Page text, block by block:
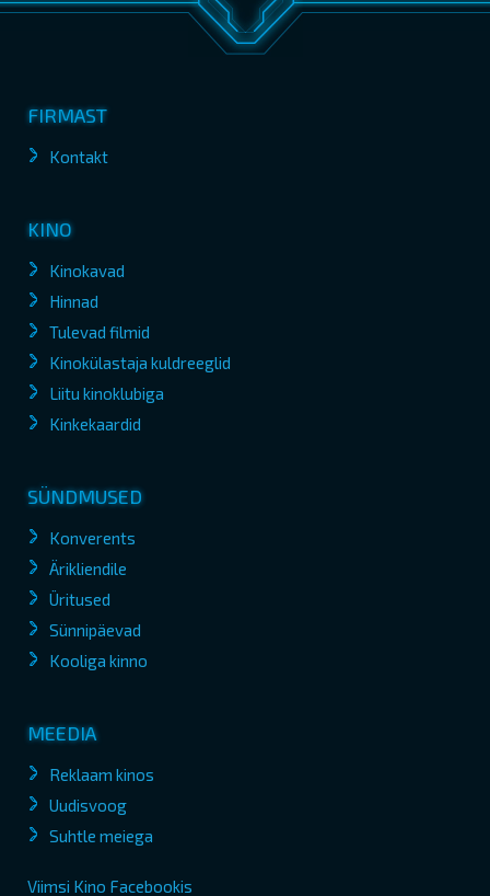
FIRMAST
Kontakt
KINO
Kinokavad
Hinnad
Tulevad filmid
Kinokülastaja kuldreeglid
Liitu kinoklubiga
Kinkekaardid
SÜNDMUSED
Konverents
Ärikliendile
Üritused
Sünnipäevad
Kooliga kinno
MEEDIA
Reklaam kinos
Uudisvoog
Suhtle meiega
Viimsi Kino Facebookis